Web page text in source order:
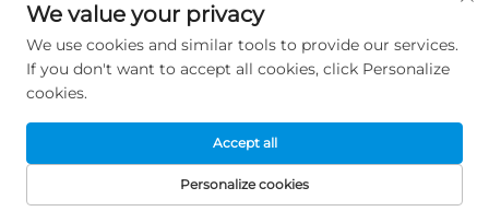
We value your privacy
We use cookies and similar tools to provide our services.
If you don't want to accept all cookies, click Personalize
cookies.
Personalize cookies
Accept all